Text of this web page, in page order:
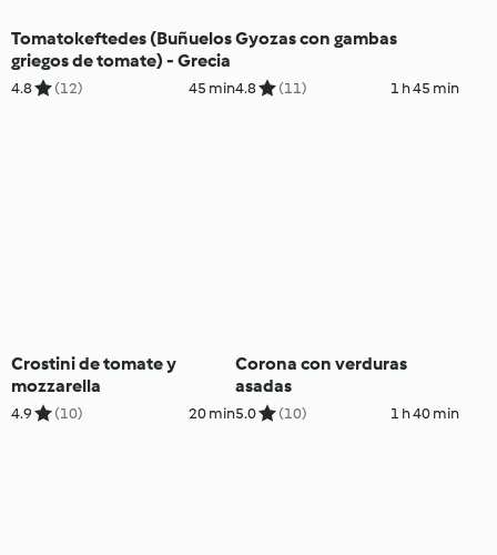
Tomatokeftedes (Buñuelos
griegos de tomate) - Grecia
4.8 (12) 45 min
Gyozas con gambas
4.8 (11) 1 h 45 min
Crostini de tomate y
mozzarella
4.9 (10) 20 min
Corona con verduras
asadas
5.0 (10) 1 h 40 min